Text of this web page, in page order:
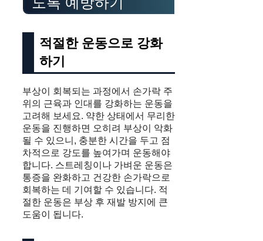
적절한 운동으로 강화
하기
부상이 회복되는 과정에서 손가락 주
위의 근육과 인대를 강화하는 운동을
고려해 보세요. 약한 상태에서 무리한
운동을 진행하면 오히려 부상이 악화
될 수 있으니, 충분한 시간을 두고 점
차적으로 강도를 높여가며 운동해야
합니다. 스트레칭이나 가벼운 운동은
통증을 완화하고 건강한 손가락으로
회복하는 데 기여할 수 있습니다. 적
절한 운동은 부상 후 재발 방지에 큰
도움이 됩니다.